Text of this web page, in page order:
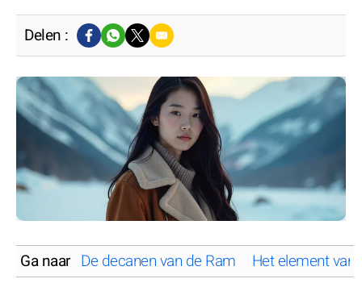
Delen :
Ga naar De decanen van de Ram Het element van